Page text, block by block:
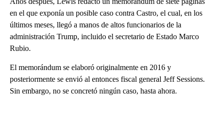
en el que exponía un posible caso contra Castro, el cual, en los
últimos meses, llegó a manos de altos funcionarios de la
administración Trump, incluido el secretario de Estado Marco
Rubio.
El memorándum se elaboró ​​originalmente en 2016 y
posteriormente se envió al entonces fiscal general Jeff Sessions.
Sin embargo, no se concretó ningún caso, hasta ahora.